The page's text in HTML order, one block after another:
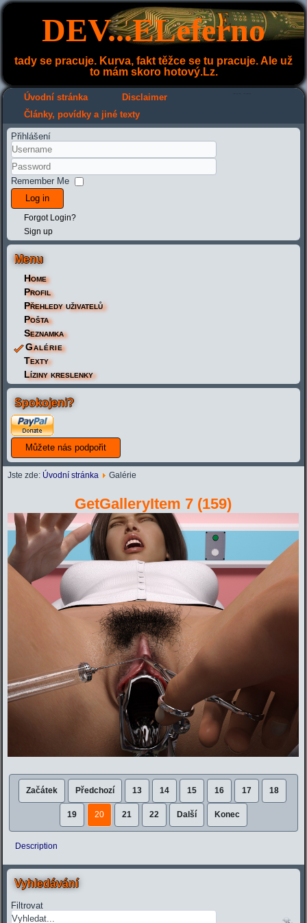
DEV...ELeferno
tady se pracuje. Kurva, fakt těžce se tu pracuje. Ale už
to mám skoro hotový.Lz.
Úvodní stránka Disclaimer
Články, povídky a jiné texty
Přihlášení
Remember Me
Log in
Forgot Login?
Sign up
Menu
Home
Profil
Přehledy uživatelů
Pošta
Seznamka
Galérie
Texty
Líziny kreslenky
Spokojeni?
Jste zde: Úvodní stránka Galérie
GetGalleryItem 7 (159)
Začátek Předchozí 13 14 15 16 17 18
19 20 21 22 Další Konec
Description
Vyhledávání
Filtrovat